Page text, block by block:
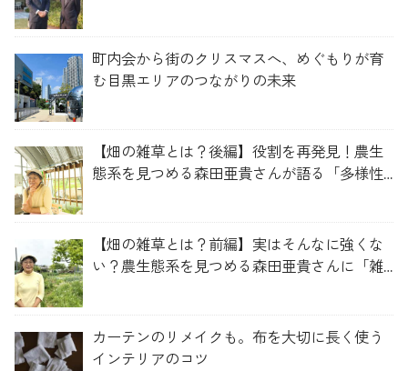
町内会から街のクリスマスへ、めぐもりが育
む目黒エリアのつながりの未来
【畑の雑草とは？後編】役割を再発見！農生
態系を見つめる森田亜貴さんが語る「多様性
【畑の雑草とは？前編】実はそんなに強くな
い？農生態系を見つめる森田亜貴さんに「雑
カーテンのリメイクも。布を大切に長く使う
インテリアのコツ